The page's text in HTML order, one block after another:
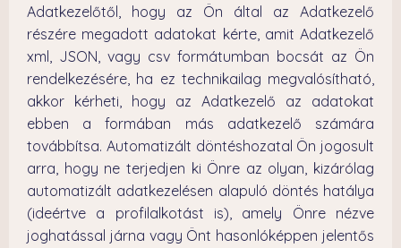
Adatkezelőtől, hogy az Ön által az Adatkezelő
részére megadott adatokat kérte, amit Adatkezelő
xml, JSON, vagy csv formátumban bocsát az Ön
rendelkezésére, ha ez technikailag megvalósítható,
akkor kérheti, hogy az Adatkezelő az adatokat
ebben a formában más adatkezelő számára
továbbítsa. Automatizált döntéshozatal Ön jogosult
arra, hogy ne terjedjen ki Önre az olyan, kizárólag
automatizált adatkezelésen alapuló döntés hatálya
(ideértve a profilalkotást is), amely Önre nézve
joghatással járna vagy Önt hasonlóképpen jelentős